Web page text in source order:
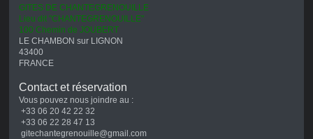
GITES DE CHANTEGRENOUILLE
Lieu dit "CHANTEGRENOUILLE"
100 Chemin de JOUBERT
LE CHAMBON sur LIGNON
43400
FRANCE
Contact et réservation
Vous pouvez nous joindre au :
+33 06 20 42 22 32
+33 06 22 28 47 13
gitechantegrenouille@gmail.com